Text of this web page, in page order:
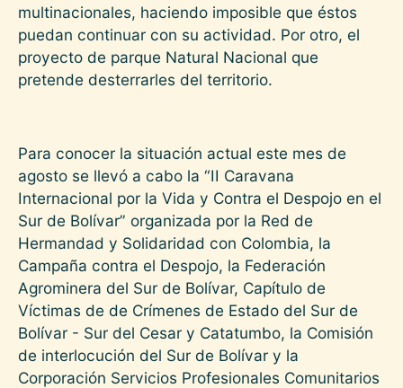
multinacionales, haciendo imposible que éstos
puedan continuar con su actividad. Por otro, el
proyecto de parque Natural Nacional que
pretende desterrarles del territorio.
Para conocer la situación actual este mes de
agosto se llevó a cabo la “II Caravana
Internacional por la Vida y Contra el Despojo en el
Sur de Bolívar” organizada por la Red de
Hermandad y Solidaridad con Colombia, la
Campaña contra el Despojo, la Federación
Agrominera del Sur de Bolívar, Capítulo de
Víctimas de de Crímenes de Estado del Sur de
Bolívar - Sur del Cesar y Catatumbo, la Comisión
de interlocución del Sur de Bolívar y la
Corporación Servicios Profesionales Comunitarios